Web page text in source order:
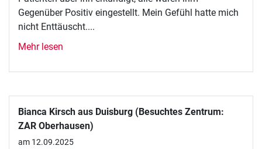
Gegenüber Positiv eingestellt. Mein Gefühl hatte mich
nicht Enttäuscht....
Mehr lesen
Bianca Kirsch aus Duisburg (Besuchtes Zentrum:
ZAR Oberhausen)
am 12.09.2025